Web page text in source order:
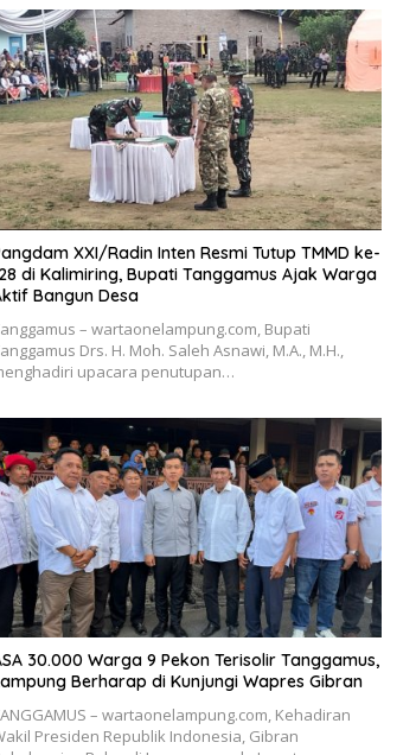
XXI/Radin Inten Resmi Tutup TMMD ke-
di Kalimiring, Bupati Tanggamus Ajak Warga
Bangun Desa
– wartaonelampung.com, Bupati
Drs. H. Moh. Saleh Asnawi, M.A., M.H.,
upacara penutupan…
30.000 Warga 9 Pekon Terisolir Tanggamus,
Lampung Berharap di Kunjungi Wapres Gibran
– wartaonelampung.com, Kehadiran
Presiden Republik Indonesia, Gibran